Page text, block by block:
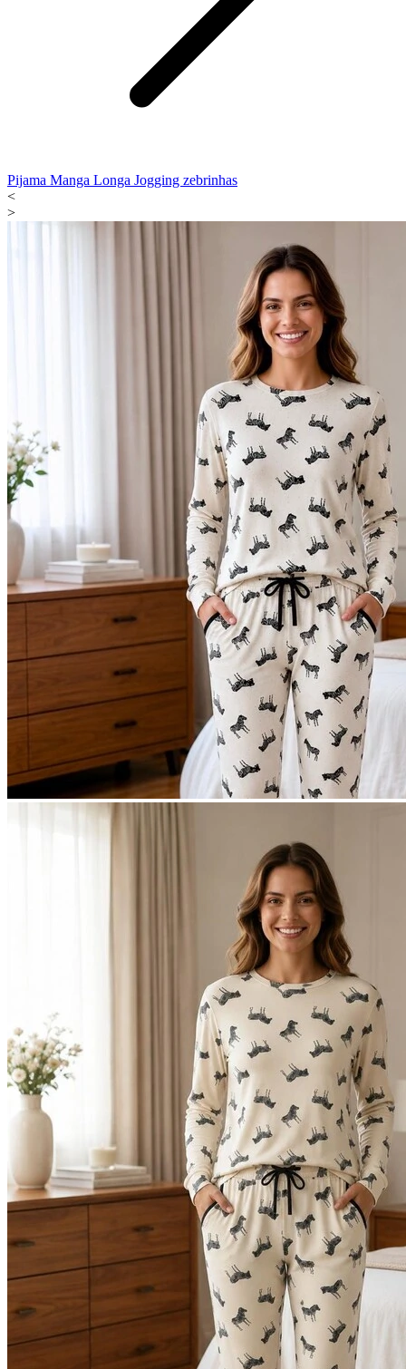
Pijama Manga Longa Jogging zebrinhas
<
>